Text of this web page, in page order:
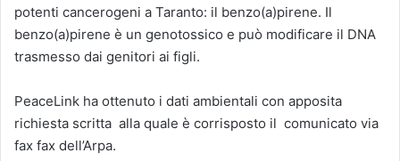
potenti cancerogeni a Taranto: il benzo(a)pirene. Il
benzo(a)pirene è un genotossico e può modificare il DNA
trasmesso dai genitori ai figli.
PeaceLink ha ottenuto i dati ambientali con apposita
richiesta scritta alla quale è corrisposto il comunicato via
fax fax dell’Arpa.